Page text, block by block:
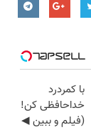
با کمردرد
خداحافظی کن!
(فیلم و ببین ◀